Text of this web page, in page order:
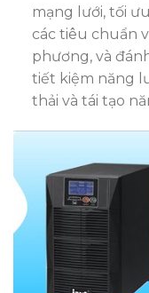
mạng lưới, tối
các tiêu chuẩn
phương, và
tiết kiệm năng
thải và tái tạo